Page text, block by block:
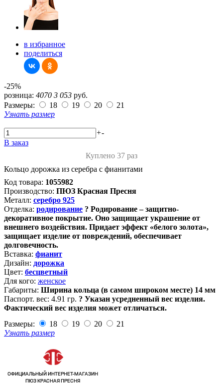
в избранное
поделиться
-25%
розница: 4070 3 053 руб.
Размеры:
18 19 20
21
Узнать размер
+-
В заказ
Куплено 37 раз
Кольцо дорожка из серебра с фианитами
Код товара: 1055982
Производство: ПЮЗ Красная Пресня
Металл: серебро 925
Отделка: родирование ? Родирование – защитно-
декоративное покрытие. Оно защищает украшение от
внешнего воздействия. Придает эффект «белого золота»,
защищает изделие от повреждений, обеспечивает
долговечность.
Вставка: фианит
Дизайн: дорожка
Цвет: бесцветный
Для кого: женское
Габариты: Ширина кольца (в самом широком месте) 14 мм
Паспорт. вес: 4.91 гр. ? Указан усредненный вес изделия.
Фактический вес изделия может отличаться.
Размеры:
18 19 20
21
Узнать размер